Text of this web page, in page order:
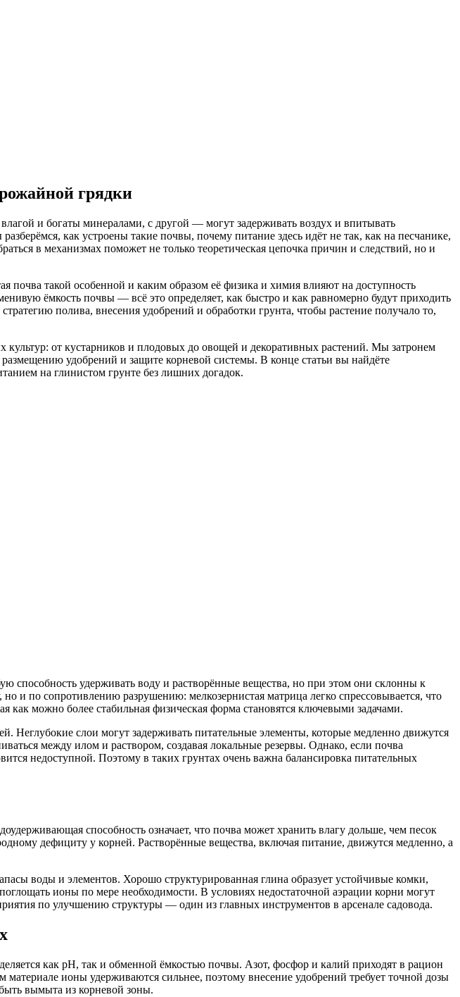
грядки
и богаты минералами, с другой — могут задерживать воздух и впитывать
как устроены такие почвы, почему питание здесь идёт не так, как на песчанике,
в механизмах поможет не только теоретическая цепочка причин и следствий, но и
почва такой особенной и каким образом её физика и химия влияют на доступность
ёмкость почвы — всё это определяет, как быстро и как равномерно будут приходить
полива, внесения удобрений и обработки грунта, чтобы растение получало то,
от кустарников и плодовых до овощей и декоративных растений. Мы затронем
удобрений и защите корневой системы. В конце статьи вы найдёте
на глинистом грунте без лишних догадок.
способность удерживать воду и растворённые вещества, но при этом они склонны к
и по сопротивлению разрушению: мелкозернистая матрица легко спрессовывается, что
можно более стабильная физическая форма становятся ключевыми задачами.
слои могут задерживать питательные элементы, которые медленно движутся
между илом и раствором, создавая локальные резервы. Однако, если почва
недоступной. Поэтому в таких грунтах очень важна балансировка питательных
способность означает, что почва может хранить влагу дольше, чем песок
дефициту у корней. Растворённые вещества, включая питание, движутся медленно, а
воды и элементов. Хорошо структурированная глина образует устойчивые комки,
ионы по мере необходимости. В условиях недостаточной аэрации корни могут
по улучшению структуры — один из главных инструментов в арсенале садовода.
как pH, так и обменной ёмкостью почвы. Азот, фосфор и калий приходят в рацион
ионы удерживаются сильнее, поэтому внесение удобрений требует точной дозы
вымыта из корневой зоны.